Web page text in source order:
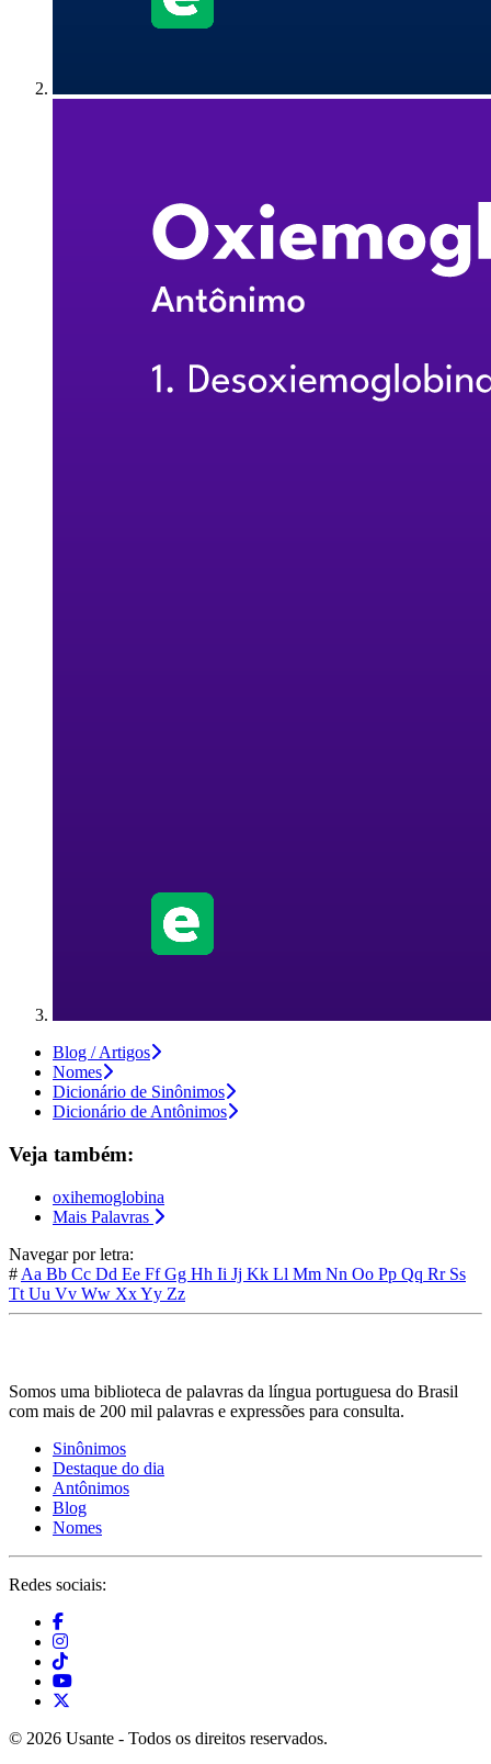
Blog / Artigos
Nomes
Dicionário de Sinônimos
Dicionário de Antônimos
Veja também:
oxihemoglobina
Mais Palavras
Navegar por letra:
# Aa Bb Cc Dd Ee FfGg Hh Ii Jj Kk Ll Mm Nn Oo Pp Qq Rr Ss
Tt Uu Vv Ww XxYy Zz
Somos uma biblioteca de palavras da língua portuguesa do Brasil
com mais de 200 mil palavras e expressões para consulta.
Sinônimos
Destaque do dia
Antônimos
Blog
Nomes
Redes sociais:
© 2026 Usante - Todos os direitos reservados.